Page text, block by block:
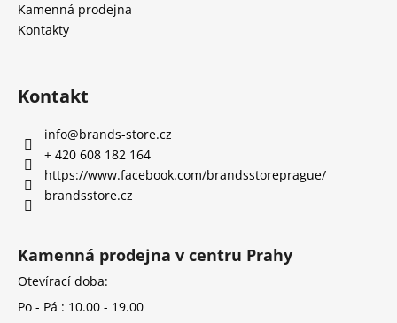
Kamenná prodejna
Kontakty
Kontakt
info@brands-store.cz
+ 420 608 182 164
https://www.facebook.com/brandsstoreprague/
brandsstore.cz
Kamenná prodejna v centru Prahy
Otevírací doba:
Po - Pá : 10.00 - 19.00